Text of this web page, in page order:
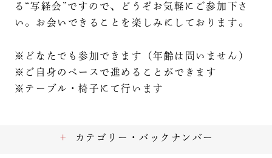
る“写経会”ですので、どうぞお気軽にご参加下さ
い。お会いできることを楽しみにしております。
※どなたでも参加できます（年齢は問いません）
※ご自身のペースで進めることができます
※テーブル・椅子にて行います
カテゴリー・バックナンバー